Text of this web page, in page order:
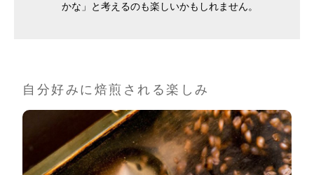
かな」と考えるのも楽しいかもしれません。
自分好みに焙煎される楽しみ